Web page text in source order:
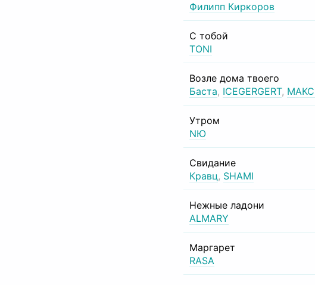
Филипп Киркоров
С тобой
TONI
Возле дома твоего
Баста, ICEGERGERT,
Утром
NЮ
Свидание
Кравц, SHAMI
Нежные ладони
ALMARY
Маргарет
RASA